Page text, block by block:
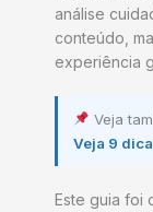
análise
conteúdo,
experiência
Veja
Veja 9
Este guia foi